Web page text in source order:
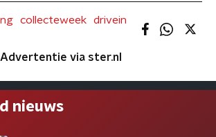
collecteweek
drivein
Advertentie via ster.nl
nieuws